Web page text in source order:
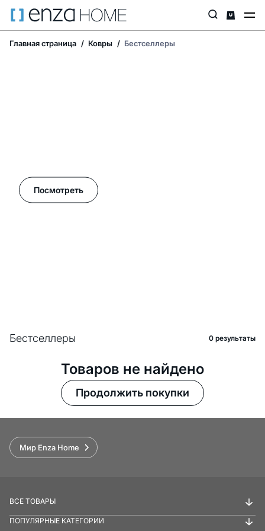
Главная страница Ковры Бестселлеры
Посмотреть
Бестселлеры 0 pезультаты
Товаров не найдено
Продолжить покупки
Мир Enza Home
ВСЕ ТОВАРЫ
ПОПУЛЯРНЫЕ КАТЕГОРИИ